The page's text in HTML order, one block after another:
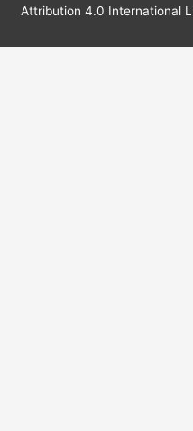
Attribution 4.0 International